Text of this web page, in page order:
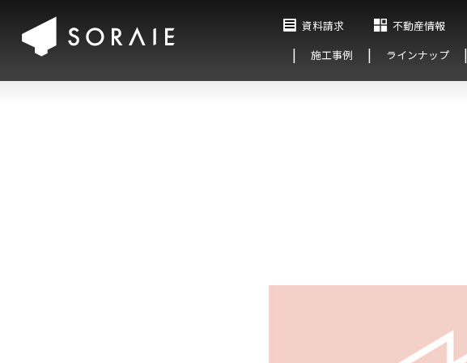
資料請求 不動産情報
施工事例
ラインナップ